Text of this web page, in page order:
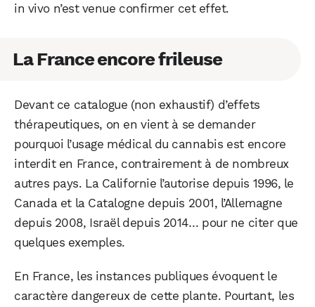
in vivo n’est venue confirmer cet effet.
La France encore frileuse
Devant ce catalogue (non exhaustif) d’effets
thérapeutiques, on en vient à se demander
pourquoi l’usage médical du cannabis est encore
interdit en France, contrairement à de nombreux
autres pays. La Californie l’autorise depuis 1996, le
Canada et la Catalogne depuis 2001, l’Allemagne
depuis 2008, Israël depuis 2014… pour ne citer que
quelques exemples.
En France, les instances publiques évoquent le
caractère dangereux de cette plante. Pourtant, les